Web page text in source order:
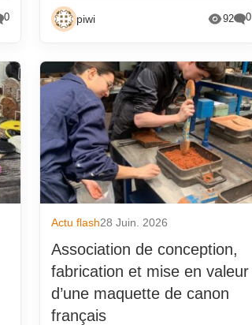
0 piwi 92 0
Actu flash28 Juin. 2026
Association de conception,
fabrication et mise en valeur
d’une maquette de canon
français